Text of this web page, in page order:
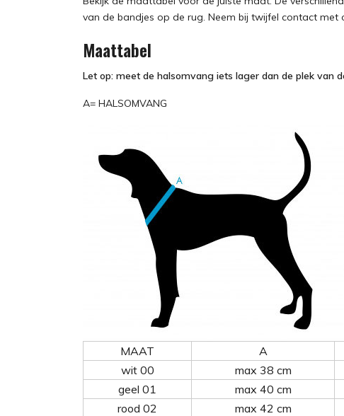
van de bandjes op de rug. Neem bij twijfel contact met
Maattabel
Let op: meet de halsomvang iets lager dan de plek van
A= HALSOMVANG
MAAT A
wit 00
max 38 cm
geel 01
max 40 cm
rood 02
max 42 cm